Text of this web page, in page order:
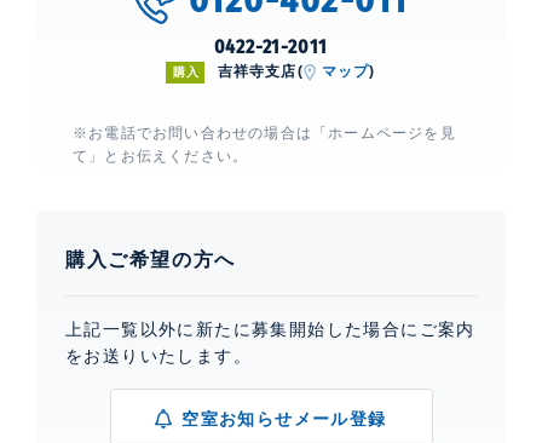
0422-21-2011
購入 吉祥寺支店( マップ)
※お電話でお問い合わせの場合は「ホームページを見
て」とお伝えください。
購入ご希望の方へ
上記一覧以外に新たに募集開始した場合にご案内
をお送りいたします。
空室お知らせメール登録